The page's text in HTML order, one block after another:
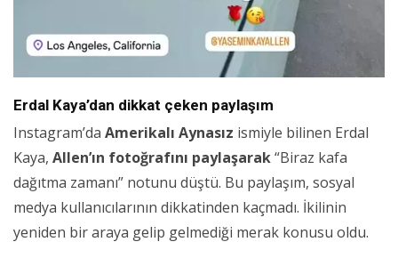
Erdal Kaya’dan dikkat çeken paylaşım
Instagram’da Amerikalı Aynasız ismiyle bilinen Erdal
Kaya, Allen’ın fotoğrafını paylaşarak“Biraz kafa
dağıtma zamanı” notunu düştü. Bu paylaşım, sosyal
medya kullanıcılarının dikkatinden kaçmadı. İkilinin
yeniden bir araya gelip gelmediği merak konusu oldu.